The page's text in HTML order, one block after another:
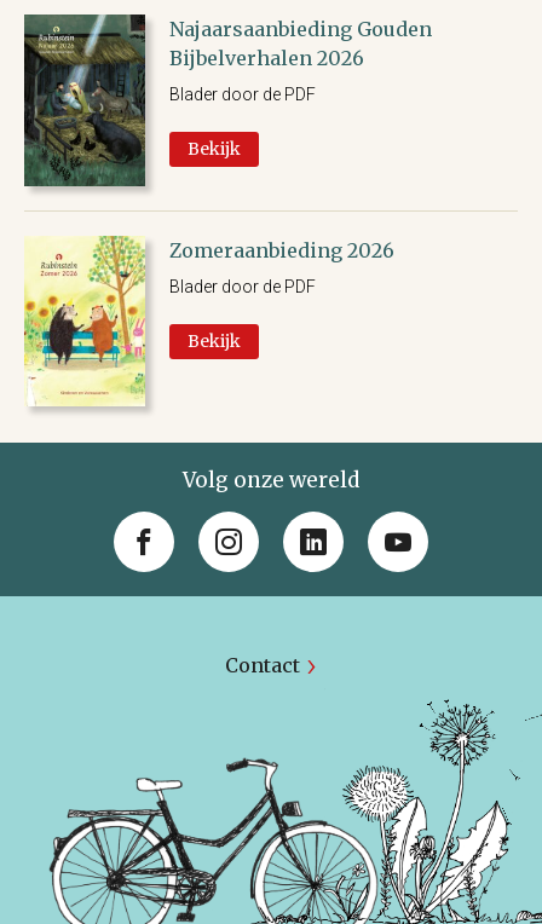
Najaarsaanbieding Gouden
Bijbelverhalen 2026
Blader door de PDF
Bekijk
Zomeraanbieding 2026
Blader door de PDF
Bekijk
Volg onze wereld
Contact